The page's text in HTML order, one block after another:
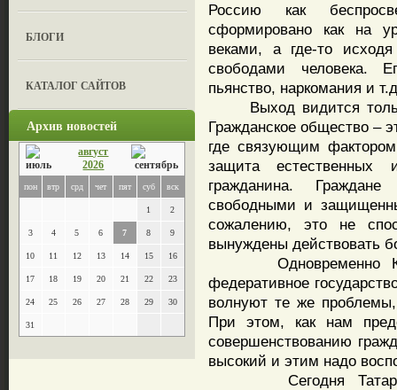
БЛОГИ
КАТАЛОГ САЙТОВ
Архив новостей
август
2026
пон втр срд чет пят суб вск
1 2
3 4 5 6 7 8 9
10 11 12 13 14 15 16
17 18 19 20 21 22 23
24 25 26 27 28 29 30
31
Россию как
сформировано как на
веками, а где-то
свободами человека.
пьянство, наркомания и
Выход видится
Гражданское общество –
где связующим
защита естественных
гражданина.
свободными и
сожалению, это не
вынуждены действовать
Одновременно
федеративное
волнуют те же
При этом, как нам
совершенствованию
высокий и этим надо
Сегодня